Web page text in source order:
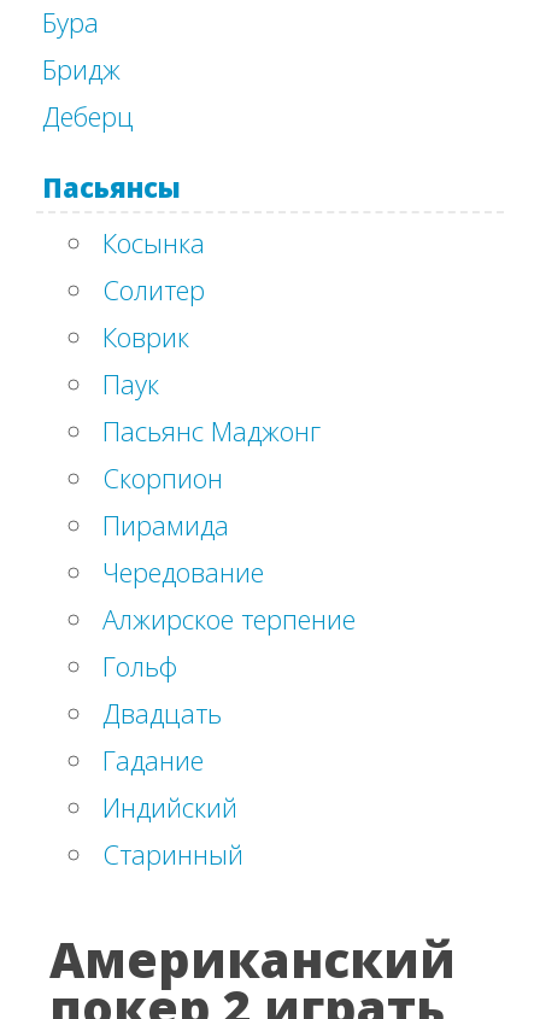
Бура
Бридж
Деберц
Пасьянсы
Косынка
Солитер
Коврик
Паук
Пасьянс Маджонг
Скорпион
Пирамида
Чередование
Алжирское терпение
Гольф
Двадцать
Гадание
Индийский
Старинный
Американский